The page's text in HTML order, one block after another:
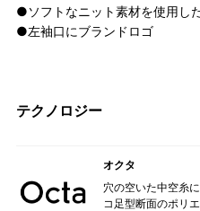
●ソフトなニット素材を使用し
●左袖口にブランドロゴ
テクノロジー
オクタ
穴の空いた中空糸
コ足型断面のポリ